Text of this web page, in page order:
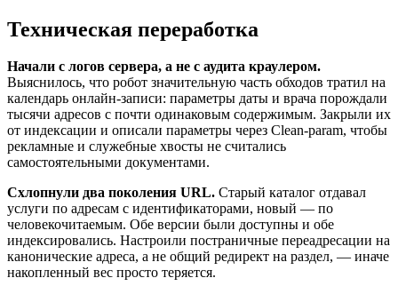
Техническая переработка
Начали с логов сервера, а не с аудита краулером.
Выяснилось, что робот значительную часть обходов тратил на
календарь онлайн-записи: параметры даты и врача порождали
тысячи адресов с почти одинаковым содержимым. Закрыли их
от индексации и описали параметры через Clean-param, чтобы
рекламные и служебные хвосты не считались
самостоятельными документами.
Схлопнули два поколения URL. Старый каталог отдавал
услуги по адресам с идентификаторами, новый — по
человекочитаемым. Обе версии были доступны и обе
индексировались. Настроили постраничные переадресации на
канонические адреса, а не общий редирект на раздел, — иначе
накопленный вес просто теряется.